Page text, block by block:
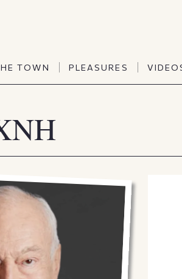
Travel & Life
TOWN PLEASURES
TOWN